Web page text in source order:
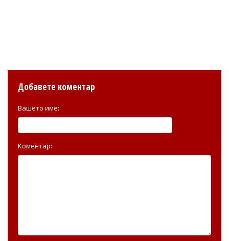
Добавете коментар
Вашето име:
Коментар: